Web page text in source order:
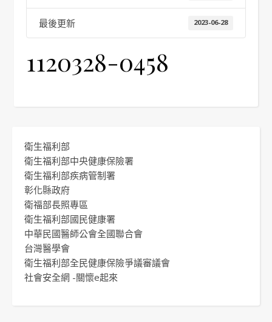
最後更新 2023-06-28
1120328-0458
衛生福利部
衛生福利部中央健康保險署
衛生福利部疾病管制署
彰化縣政府
衛福部長照專區
衛生福利部國民健康署
中華民國醫師公會全國聯合會
台灣醫學會
衛生福利部全民健康保險爭議審議會
社會安全網 -關懷e起來